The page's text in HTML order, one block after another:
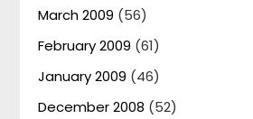
March 2009 (56)
February 2009 (61)
January 2009 (46)
December 2008 (52)